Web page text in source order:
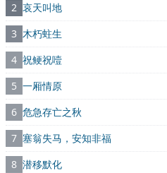
2 哀天叫地
3 木朽蛀生
4 祝鲠祝噎
5 一厢情原
6 危急存亡之秋
7 塞翁失马，安知非福
8 潜移默化